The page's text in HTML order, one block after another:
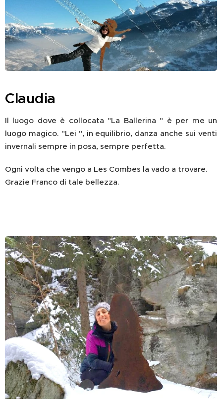
Claudia
Il luogo dove è collocata "La Ballerina " è per me un
luogo magico. "Lei ", in equilibrio, danza anche sui venti
invernali sempre in posa, sempre perfetta.
Ogni volta che vengo a Les Combes la vado a trovare.
Grazie Franco di tale bellezza.